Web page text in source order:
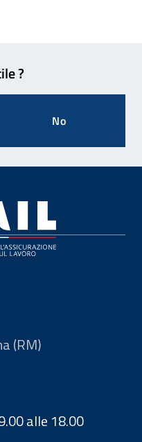
?
No
(RM)
alle 18.00